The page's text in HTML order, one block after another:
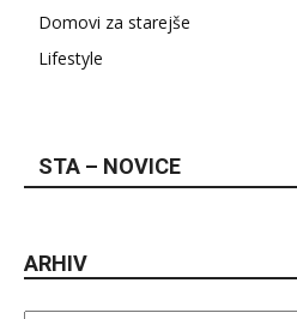
Domovi za starejše
Lifestyle
STA – NOVICE
ARHIV
Arhiv